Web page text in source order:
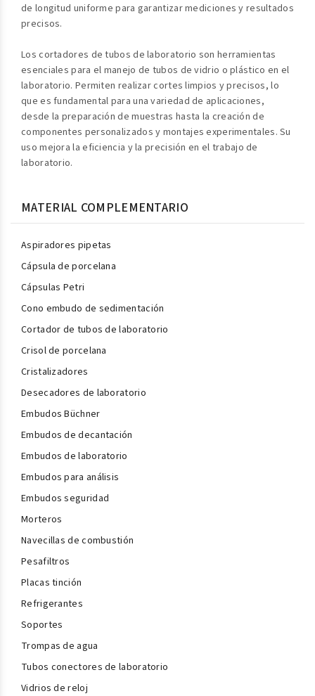
de longitud uniforme para garantizar mediciones y resultados
precisos.
Los cortadores de tubos de laboratorio son herramientas
esenciales para el manejo de tubos de vidrio o plástico en el
laboratorio. Permiten realizar cortes limpios y precisos, lo
que es fundamental para una variedad de aplicaciones,
desde la preparación de muestras hasta la creación de
componentes personalizados y montajes experimentales. Su
uso mejora la eficiencia y la precisión en el trabajo de
laboratorio.
MATERIAL COMPLEMENTARIO
Aspiradores pipetas
Cápsula de porcelana
Cápsulas Petri
Cono embudo de sedimentación
Cortador de tubos de laboratorio
Crisol de porcelana
Cristalizadores
Desecadores de laboratorio
Embudos Büchner
Embudos de decantación
Embudos de laboratorio
Embudos para análisis
Embudos seguridad
Morteros
Navecillas de combustión
Pesafiltros
Placas tinción
Refrigerantes
Soportes
Trompas de agua
Tubos conectores de laboratorio
Vidrios de reloj